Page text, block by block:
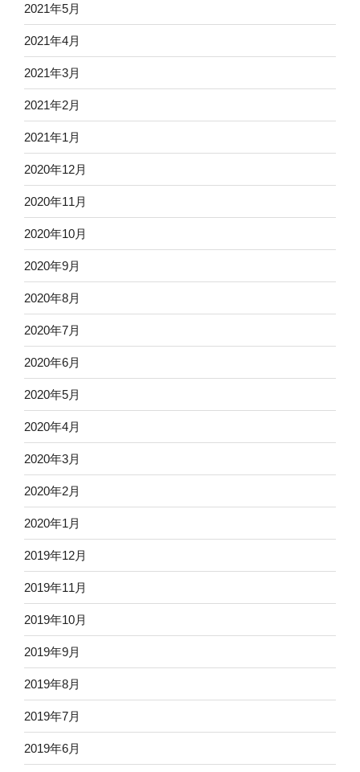
2021年5月
2021年4月
2021年3月
2021年2月
2021年1月
2020年12月
2020年11月
2020年10月
2020年9月
2020年8月
2020年7月
2020年6月
2020年5月
2020年4月
2020年3月
2020年2月
2020年1月
2019年12月
2019年11月
2019年10月
2019年9月
2019年8月
2019年7月
2019年6月